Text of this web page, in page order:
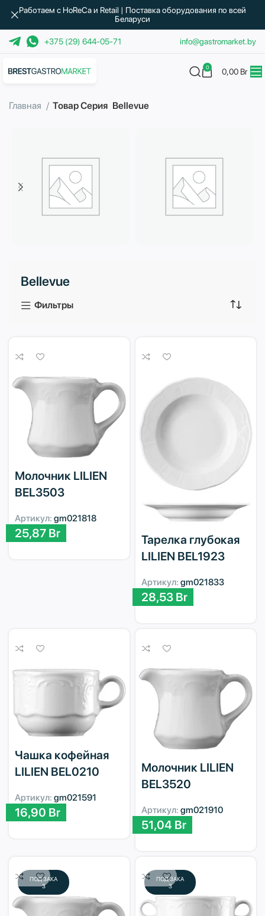
+375 (29) 644-05-71 info@gastromarket.by
0 0,00 Br
Главная Товар Серия Bellevue
3 продукта
Bellevue
Фильтры
Молочник LILIEN
BEL3503
Артикул: gm021818
25,87 Br
Тарелка глубокая
LILIEN BEL1923
Артикул: gm021833
28,53 Br
Чашка кофейная
LILIEN BEL0210
Артикул: gm021591
16,90 Br
Молочник LILIEN
BEL3520
Артикул: gm021910
51,04 Br
ПОД ЗАКА
З
ПОД ЗАКА
З
Работаем с HoReCa и Retail | Поставка оборудования по всей
Беларуси